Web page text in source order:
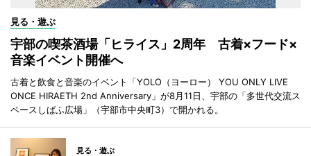
見る・遊ぶ
宇部の喫茶酒場「ヒライス」2周年 古着×フード×
音楽イベント開催へ
古着と飲食と音楽のイベント「YOLO（ヨーロー） YOU ONLY LIVE
ONCE HIRAETH 2nd Anniversary」が8月11日、宇部の「多世代交流ス
ペースしばふ広場」（宇部市中央町3）で開かれる。
見る・遊ぶ